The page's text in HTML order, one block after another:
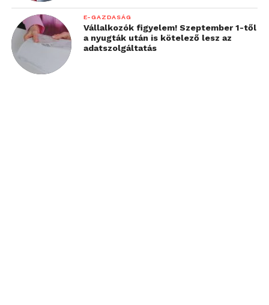
E-GAZDASÁG
Vállalkozók figyelem! Szeptember 1-től
a nyugták után is kötelező lesz az
adatszolgáltatás